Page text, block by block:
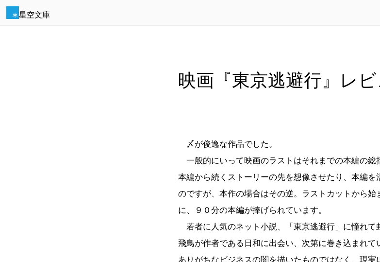
星空文庫
映画『東京逃避行』レ
〆が俊逸な作品でした。
一般的にいって映画のラストはそれまでの本編の総
本編から続くストーリーの先を想像させたり、本編を
のですが、本作の場合はその逆。ラストカットから始
に、９０分の本編が捧げられています。
若者に人気のネット小説、「東京逃避行」に憧れて
飛鳥が作者である日和に出会い、次第に巻き込まれて
ありがちなビジネスの闇を描いたものではなく、現実